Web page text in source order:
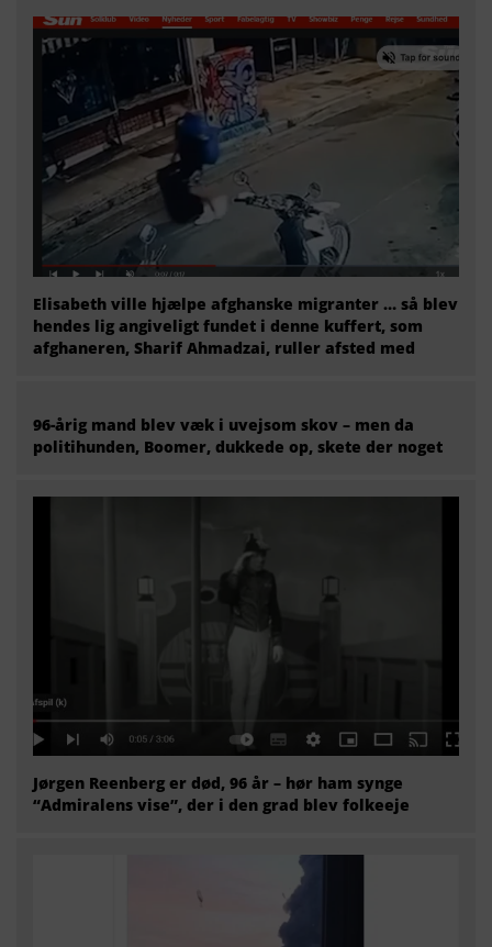
Elisabeth ville hjælpe afghanske migranter … så blev
hendes lig angiveligt fundet i denne kuffert, som
afghaneren, Sharif Ahmadzai, ruller afsted med
96-årig mand blev væk i uvejsom skov – men da
politihunden, Boomer, dukkede op, skete der noget
Jørgen Reenberg er død, 96 år – hør ham synge
“Admiralens vise”, der i den grad blev folkeeje